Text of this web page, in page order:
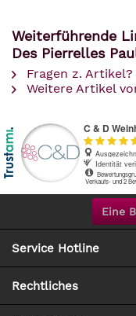
Weiterführende
Des Pierrelles
Fragen z. Artikel?
Weitere Artikel
Eine
Service Hotline
Rechtliches